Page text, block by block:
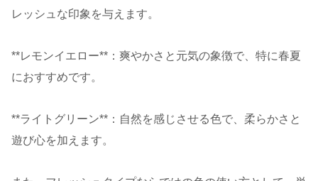
レッシュな印象を与えます。
**レモンイエロー**：爽やかさと元気の象徴で、特に春夏
におすすめです。
**ライトグリーン**：自然を感じさせる色で、柔らかさと
遊び心を加えます。